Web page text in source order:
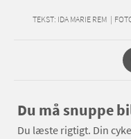
TEKST: IDA MARIE REM |
Du må snuppe
Du læste rigtigt. Din